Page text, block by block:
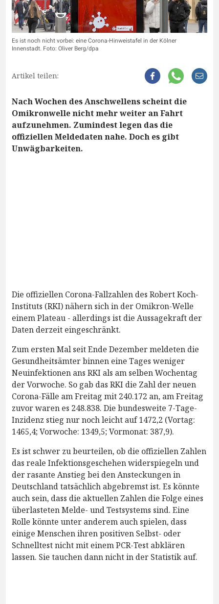
Es ist noch nicht vorbei: eine Corona-Hinweistafel in der Kölner
Innenstadt. Foto: Oliver Berg/dpa
Artikel teilen:
Nach Wochen des Anschwellens scheint die
Omikronwelle nicht mehr weiter an Fahrt
aufzunehmen. Zumindest legen das die
offiziellen Meldedaten nahe. Doch es gibt
Unwägbarkeiten.
Die offiziellen Corona-Fallzahlen des Robert Koch-
Instituts (RKI) nähern sich in der Omikron-Welle
einem Plateau - allerdings ist die Aussagekraft der
Daten derzeit eingeschränkt.
Zum ersten Mal seit Ende Dezember meldeten die
Gesundheitsämter binnen eine Tages weniger
Neuinfektionen ans RKI als am selben Wochentag
der Vorwoche. So gab das RKI die Zahl der neuen
Corona-Fälle am Freitag mit 240.172 an, am Freitag
zuvor waren es 248.838. Die bundesweite 7-Tage-
Inzidenz stieg nur noch leicht auf 1472,2 (Vortag:
1465,4; Vorwoche: 1349,5; Vormonat: 387,9).
Es ist schwer zu beurteilen, ob die offiziellen Zahlen
das reale Infektionsgeschehen widerspiegeln und
der rasante Anstieg bei den Ansteckungen in
Deutschland tatsächlich abgebremst ist. Es könnte
auch sein, dass die aktuellen Zahlen die Folge eines
überlasteten Melde- und Testsystems sind. Eine
Rolle könnte unter anderem auch spielen, dass
einige Menschen ihren positiven Selbst- oder
Schnelltest nicht mit einem PCR-Test abklären
lassen. Sie tauchen dann nicht in der Statistik auf.